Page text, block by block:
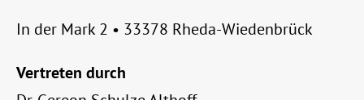
In der Mark 2 • 33378 Rheda-Wiedenbrück
Vertreten durch